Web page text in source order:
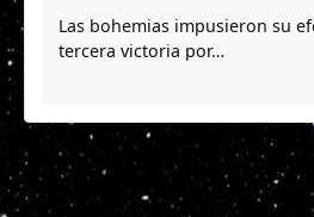
Las bohemias impusieron su
tercera victoria por…